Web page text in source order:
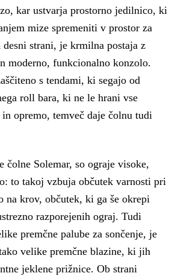
kar ustvarja prostorno jedilnico, ki
mize spremeniti v prostor za
desni strani, je krmilna postaja z
moderno, funkcionalno konzolo.
s tendami, ki segajo od
roll bara, ki ne le hrani vse
opremo, temveč daje čolnu tudi
čolne Solemar, so ograje visoke,
to takoj vzbuja občutek varnosti pri
na krov, občutek, ki ga še okrepi
razporejenih ograj. Tudi
premčne palube za sončenje, je
velike premčne blazine, ki jih
jeklene prižnice. Ob strani